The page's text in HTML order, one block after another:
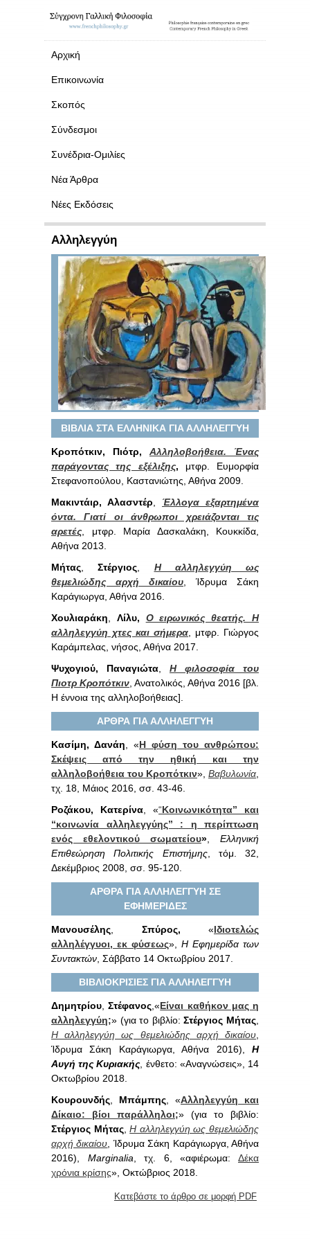
Αρχική
Επικοινωνία
Σκοπός
Σύνδεσμοι
Συνέδρια-Ομιλίες
Νέα Άρθρα
Νέες Εκδόσεις
Αλληλεγγύη
ΒΙΒΛΙΑ ΣΤΑ ΕΛΛΗΝΙΚΑ ΓΙΑ ΑΛΛΗΛΕΓΓΥΗ
Κροπότκιν, Πιότρ, Αλληλοβοήθεια. Ένας
παράγοντας της εξέλιξης, μτφρ. Ευμορφία
Στεφανοπούλου, Καστανιώτης, Αθήνα 2009.
Μακιντάιρ, Αλασντέρ
Έλλογα εξαρτημένα
όντα. Γιατί οι άνθρωποι χρειάζονται τις
αρετές , μτφρ. Μαρία Δασκαλάκη, Κουκκίδα,
Αθήνα 2013.
Μήτας ,Στέργιος
Η αλληλεγγύη ως
θεμελιώδης αρχή δικαίου , Ίδρυμα Σάκη
Καράγιωργα, Αθήνα 2016.
Χουλιαράκη
Λίλυ, Ο ειρωνικός θεατής. Η
αλληλεγγύη χτες και σήμερα , μτφρ. Γιώργος
Καράμπελας, νήσος, Αθήνα 2017.
Ψυχογιού, Παναγιώτα
Η φιλοσοφία του
Πιοτρ Κροπότκιν , Ανατολικός, Αθήνα 2016 [βλ.
Η έννοια της αλληλοβοήθειας].
ΑΡΘΡΑ ΓΙΑ ΑΛΛΗΛΕΓΓΥΗ
Κασίμη, Δανάη , «Η φύση του ανθρώπου:
Σκέψεις από την ηθική και την
αλληλοβοήθεια του Κροπότκιν», Βαβυλωνία
τχ. 18, Μάιος 2016, σσ. 43-46.
Ροζάκου, Κατερίνα , «“Κοινωνικότητα” και
“κοινωνία αλληλεγγύης” : η περίπτωση
ενός εθελοντικού σωματείου»
Ελληνική
Επιθεώρηση Πολιτικής Επιστήμης, τόμ. 32,
Δεκέμβριος 2008, σσ. 95-120.
ΑΡΘΡΑ ΓΙΑ ΑΛΛΗΛΕΓΓΥΗ ΣΕ
ΕΦΗΜΕΡΙΔΕΣ
Μανουσέλης Σπύρος, «Ιδιοτελώς
αλληλέγγυοι, εκ φύσεως», Η Εφημερίδα των
Συντακτών , Σάββατο 14 Οκτωβρίου 2017.
ΒΙΒΛΙΟΚΡΙΣΙΕΣ ΓΙΑ ΑΛΛΗΛΕΓΓΥΗ
Δημητρίου ,Στέφανος ,«Είναι καθήκον μας η
αλληλεγγύη;» (για το βιβλίο:Στέργιος Μήτας
Η αλληλεγγύη ως θεμελιώδης αρχή δικαίου
Ίδρυμα Σάκη Καράγιωργα, Αθήνα 2016), Η
Αυγή της Κυριακής, ένθετο: «Αναγνώσεις», 14
Οκτωβρίου 2018.
Κουρουνδής
Μπάμπης , «Αλληλεγγύη και
Δίκαιο: βίοι παράλληλοι;» (για το βιβλίο:
Στέργιος Μήτας,Η αλληλεγγύη ως θεμελιώδης
αρχή δικαίου , Ίδρυμα Σάκη Καράγιωργα, Αθήνα
2016), Marginalia , τχ. 6, «αφιέρωμα:Δέκα
χρόνια κρίσης», Οκτώβριος 2018.
Κατεβάστε το άρθρο σε μορφή PDF